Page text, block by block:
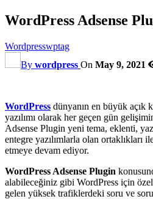
WordPress Adsense
Wordpresswptag
By wordpress On May 9, 2021
WordPress dünyanın en büyük açık
yazılımı olarak her geçen gün
Adsense Plugin yeni tema, eklenti,
entegre yazılımlarla olan ortaklıkları
etmeye devam ediyor.
WordPress Adsense Plugin
alabileceğiniz gibi WordPress için
gelen yüksek trafiklerdeki soru ve